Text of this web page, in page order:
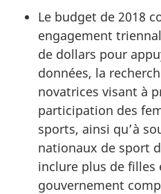
Le budget de 2018
engagement
de dollars pour
données, la
novatrices visant à
participation des
sports, ainsi qu’à
nationaux de sport
inclure plus de filles
gouvernement